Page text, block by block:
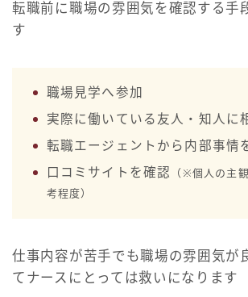
転職前に職場の雰囲気を確認する手
す
職場見学へ参加
実際に働いている友人・知人に
転職エージェントから内部事情
口コミサイトを確認
（※個人の主
考程度）
仕事内容が苦手でも職場の雰囲気が
てナースにとっては救いになります